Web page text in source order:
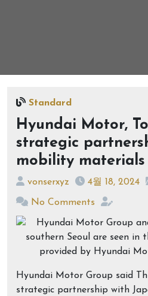
Standard
Hyundai Motor,
strategic
mobility materials
vonserxyz 4월 18, 2024
No Comments
Hyundai Motor Group said
strategic partnership with